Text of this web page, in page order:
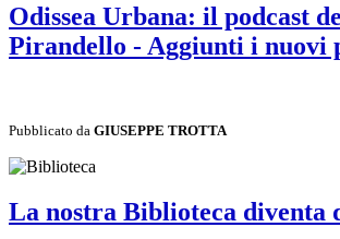
Odissea Urbana: il podcast
Pirandello - Aggiunti i nuovi
Pubblicato da GIUSEPPE TROTTA
La nostra Biblioteca diventa